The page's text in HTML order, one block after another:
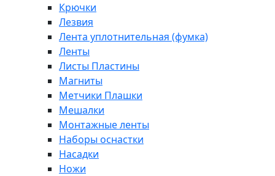
Крючки
Лезвия
Лента уплотнительная (фумка)
Ленты
Листы Пластины
Магниты
Метчики Плашки
Мешалки
Монтажные ленты
Наборы оснастки
Насадки
Ножи